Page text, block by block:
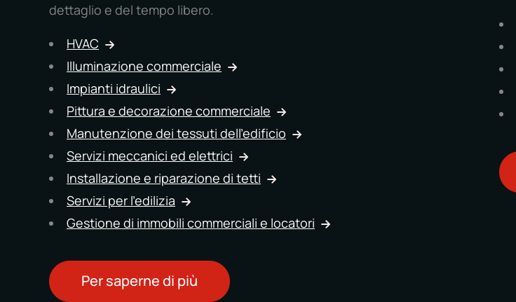
dettaglio e del tempo libero.
HVAC
Illuminazione commerciale
Impianti idraulici
Pittura e decorazione commerciale
Manutenzione dei tessuti dell'edificio
Servizi meccanici ed elettrici
Installazione e riparazione di tetti
Servizi per l'edilizia
Gestione di immobili commerciali e locatori
Per saperne di più